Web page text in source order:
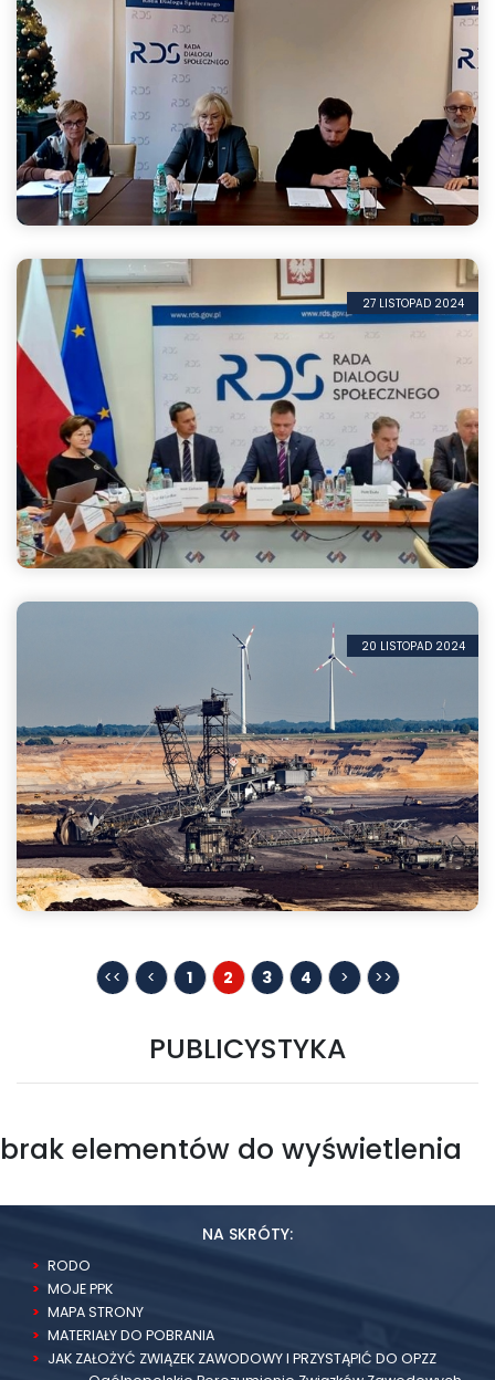
27 LISTOPAD 2024
20 LISTOPAD 2024
<< < 1 2 3 4 > >>
PUBLICYSTYKA
brak elementów do wyświetlenia
NA SKRÓTY:
RODO
MOJE PPK
MAPA STRONY
MATERIAŁY DO POBRANIA
JAK ZAŁOŻYĆ ZWIĄZEK ZAWODOWY I PRZYSTĄPIĆ DO OPZZ